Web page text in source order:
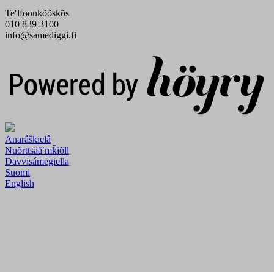
Teʹlfoonkõõskõs
010 839 3100
info@samediggi.fi
Anarâškielâ
Nuõrttsääʹmǩiõll
Davvisámegiella
Suomi
English